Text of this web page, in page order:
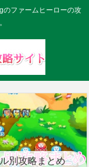
のファームヒーローの攻
別攻略まとめ